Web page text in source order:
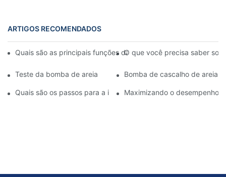
ARTIGOS RECOMENDADOS
Quais são as principais funções das bombas de cascalho na
O que você precisa saber
Teste da bomba de areia Bomba de cascalho de areia
Quais são os passos para a instalação de uma bomba de lama?
Maximizando o desempenho: